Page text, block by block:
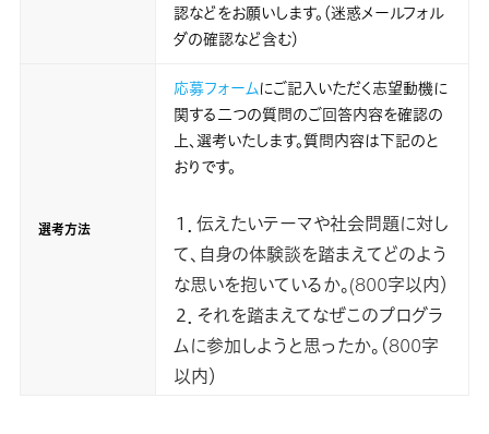
認などをお願いします。（迷惑メールフォル
ダの確認など含む）
選考方法
応募フォームにご記入いただく志望動機に
関する二つの質問のご回答内容を確認の
上、選考いたします。質問内容は下記のと
おりです。
１．伝えたいテーマや社会問題に対し
て、自身の体験談を踏まえてどのよう
な思いを抱いているか。(800字以内）
２．それを踏まえてなぜこのプログラ
ムに参加しようと思ったか。（800字
以内）